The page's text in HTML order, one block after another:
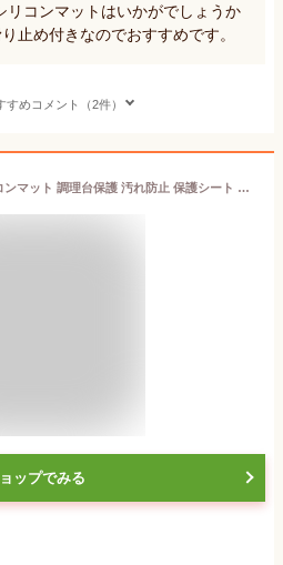
リコンマットはいかがでしょうか
止め付きなのでおすすめです。
すめコメント（2件）
電子レンジマット シリコンマット 調理台保護 汚れ防止 保護シート 下敷き 保護マット 25*35cm 滑り止め 電子レンジシート 耐熱250℃ キッチン用品 食洗機対応 洗える 送料無料
ップでみる